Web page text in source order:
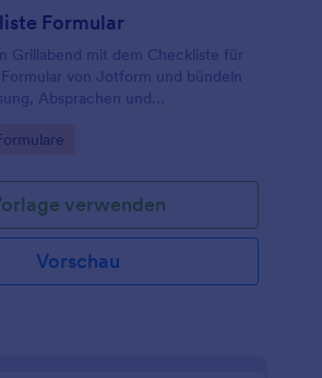
Formular
Grillabend mit dem Checkliste für
von Jotform und bündeln
Absprachen und
verwenden
Vorschau